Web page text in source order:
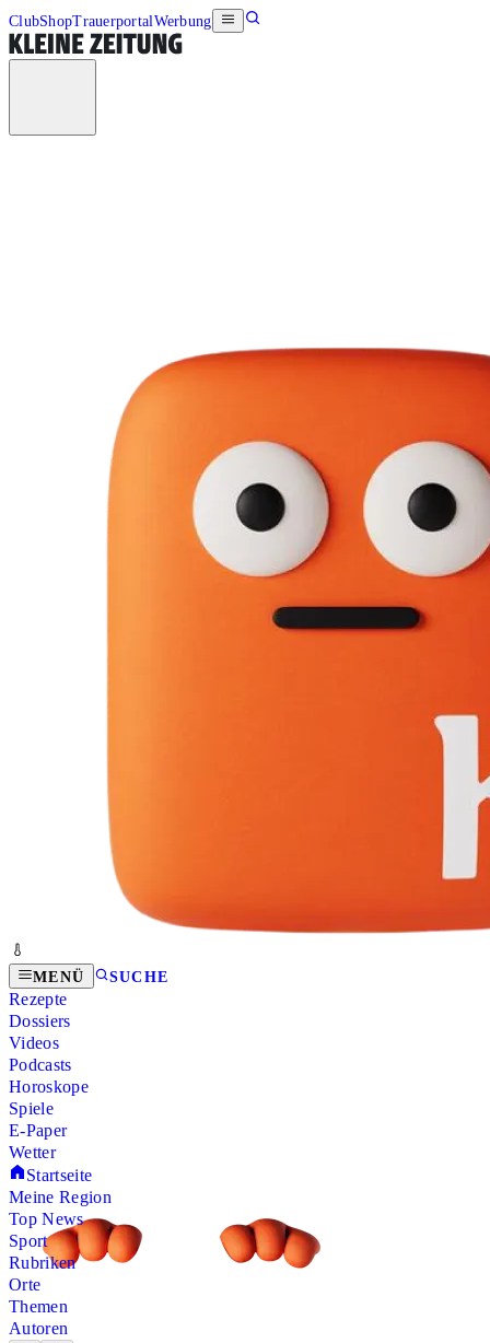
ClubShopTrauerportalWerbung
MENÜ SUCHE
Rezepte
Dossiers
Videos
Podcasts
Horoskope
Spiele
E-Paper
Wetter
Startseite
Meine Region
Top News
Sport
Rubriken
Orte
Themen
Autoren